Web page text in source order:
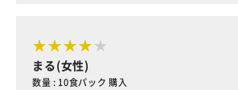
まる(女性)
数量 : 10食パック 購入